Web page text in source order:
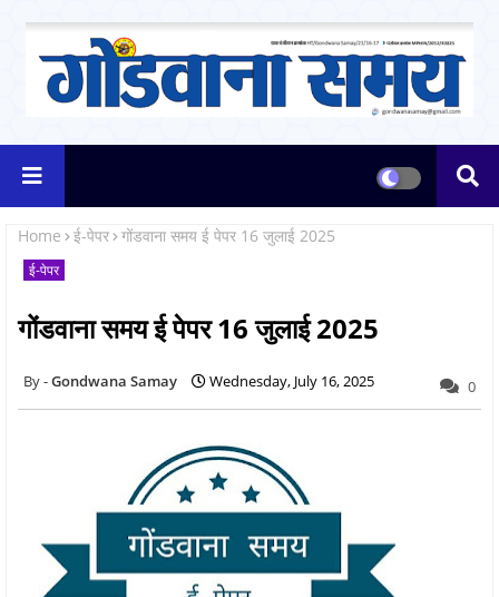
Home ई-पेपर गोंडवाना समय ई पेपर 16 जुलाई 2025
ई-पेपर
गोंडवाना समय ई पेपर 16 जुलाई 2025
Gondwana Samay Wednesday, July 16, 2025 0